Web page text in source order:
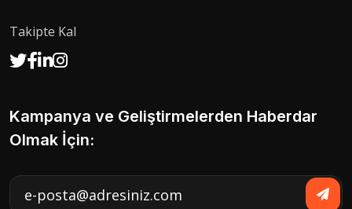
Takipte Kal
Kampanya ve Geliştirmelerden Haberdar
Olmak İçin: